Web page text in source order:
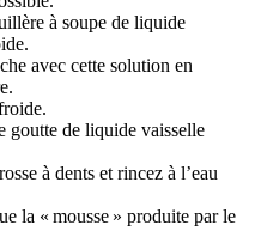
à soupe de liquide
avec cette solution en
goutte de liquide vaisselle
à dents et rincez à l’eau
la « mousse » produite par le